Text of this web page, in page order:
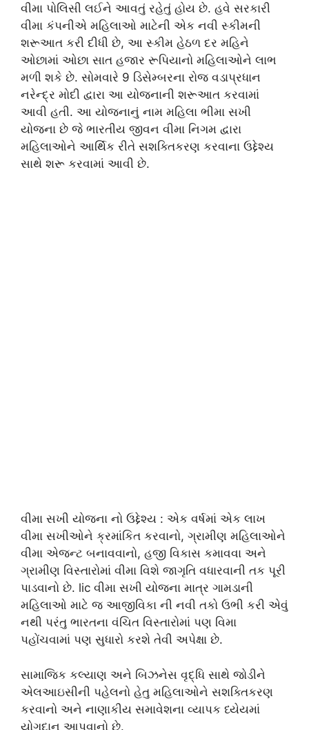
વીમા પોલિસી લઈને આવતું રહેતું હોય છે. હવે સરકારી
વીમા કંપનીએ મહિલાઓ માટેની એક નવી સ્કીમની
શરૂઆત કરી દીધી છે, આ સ્કીમ હેઠળ દર મહિને
ઓછામાં ઓછા સાત હજાર રૂપિયાનો મહિલાઓને લાભ
મળી શકે છે. સોમવારે 9 ડિસેમ્બરના રોજ વડાપ્રધાન
નરેન્દ્ર મોદી દ્વારા આ યોજનાની શરૂઆત કરવામાં
આવી હતી. આ યોજનાનું નામ મહિલા ભીમા સખી
યોજના છે જે ભારતીય જીવન વીમા નિગમ દ્વારા
મહિલાઓને આર્થિક રીતે સશક્તિકરણ કરવાના ઉદ્દેશ્ય
સાથે શરૂ કરવામાં આવી છે.
વીમા સખી યોજના નો ઉદ્દેશ્ય : એક વર્ષમાં એક લાખ
વીમા સખીઓને ક્રમાંકિત કરવાનો, ગ્રામીણ મહિલાઓને
વીમા એજન્ટ બનાવવાનો, હજી વિકાસ કમાવવા અને
ગ્રામીણ વિસ્તારોમાં વીમા વિશે જાગૃતિ વધારવાની તક પૂરી
પાડવાનો છે. lic વીમા સખી યોજના માત્ર ગામડાની
મહિલાઓ માટે જ આજીવિકા ની નવી તકો ઉભી કરી એવું
નથી પરંતુ ભારતના વંચિત વિસ્તારોમાં પણ વિમા
પહોંચવામાં પણ સુધારો કરશે તેવી અપેક્ષા છે.
સામાજિક કલ્યાણ અને બિઝનેસ વૃદ્ધિ સાથે જોડીને
એલઆઇસીની પહેલનો હેતુ મહિલાઓને સશક્તિકરણ
કરવાનો અને નાણાકીય સમાવેશના વ્યાપક ધ્યેયમાં
યોગદાન આપવાનો છે.